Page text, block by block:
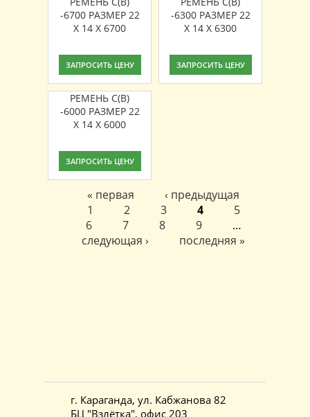
-6700 РАЗМЕР 22
X 14 X 6700
ЗАПРОСИТЬ ЦЕНУ
-6300 РАЗМЕР 22
X 14 X 6300
ЗАПРОСИТЬ ЦЕНУ
РЕМЕНЬ C(В)
-6000 РАЗМЕР 22
X 14 X 6000
ЗАПРОСИТЬ ЦЕНУ
Страницы
« первая
‹ предыдущая
1
2 3 4
5
6
7 8 9
…
следующая ›
последняя »
г. Караганда, ул. Кабжанова 82
БЦ "Взлётка", офис 203